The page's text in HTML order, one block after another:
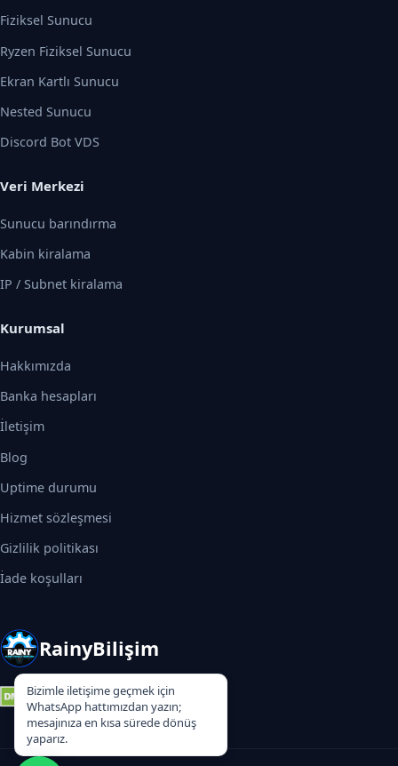
Fiziksel Sunucu
Ryzen Fiziksel Sunucu
Ekran Kartlı Sunucu
Nested Sunucu
Discord Bot VDS
Veri Merkezi
Sunucu barındırma
Kabin kiralama
IP / Subnet kiralama
Kurumsal
Hakkımızda
Banka hesapları
İletişim
Blog
Uptime durumu
Hizmet sözleşmesi
Gizlilik politikası
İade koşulları
RainyBilişim
Bizimle iletişime geçmek için
WhatsApp hattımızdan yazın;
mesajınıza en kısa sürede dönüş
yaparız.